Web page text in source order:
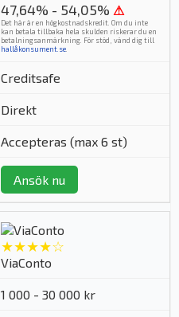
47,64% - 54,05% ⚠
Det här är en högkostnadskredit. Om du inte
kan betala tillbaka hela skulden riskerar du en
betalningsanmärkning. För stöd, vänd dig till
hallåkonsument.se.
Creditsafe
Direkt
Accepteras (max 6 st)
Ansök nu
★★★★☆
ViaConto
1 000 - 30 000 kr